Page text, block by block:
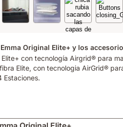
Original Elite+ y los
Elite+ con tecnología Airgrid® para
Elite, con tecnologia AirGrid®
Estaciones.